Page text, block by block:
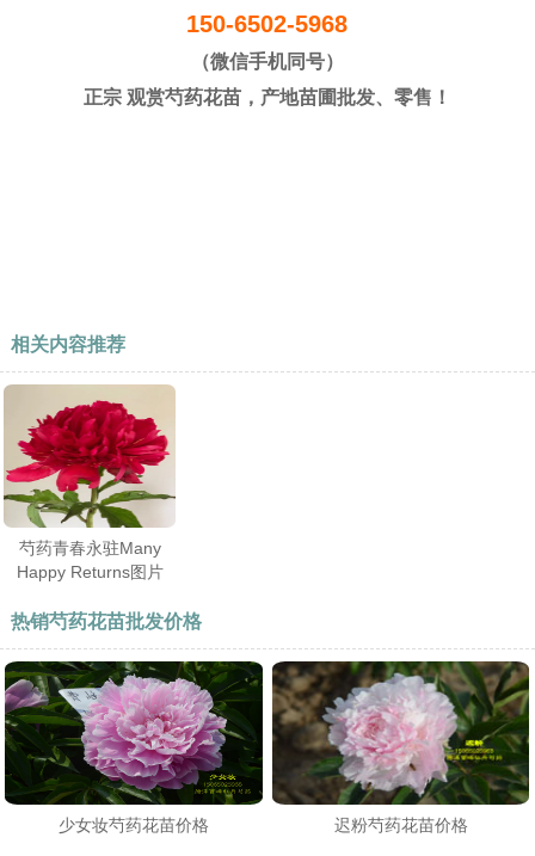
150-6502-5968
（微信手机同号）
正宗 观赏芍药花苗，产地苗圃批发、零售！
相关内容推荐
芍药青春永驻Many
Happy Returns图片
热销芍药花苗批发价格
少女妆芍药花苗价格 迟粉芍药花苗价格